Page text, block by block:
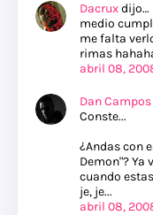
Dacruxdijo…
medio
me falta
rimas
abril 08,
Dan Campos
Conste...
¿Andas con
Demon"? Ya
cuando
je, je...
abril 08,